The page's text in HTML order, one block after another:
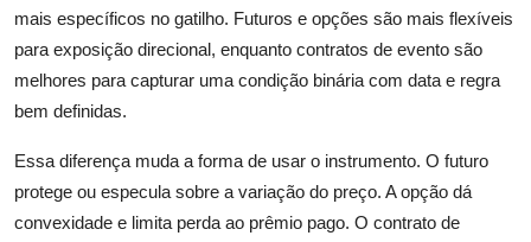
mais específicos no gatilho. Futuros e opções são mais flexíveis
para exposição direcional, enquanto contratos de evento são
melhores para capturar uma condição binária com data e regra
bem definidas.
Essa diferença muda a forma de usar o instrumento. O futuro
protege ou especula sobre a variação do preço. A opção dá
convexidade e limita perda ao prêmio pago. O contrato de